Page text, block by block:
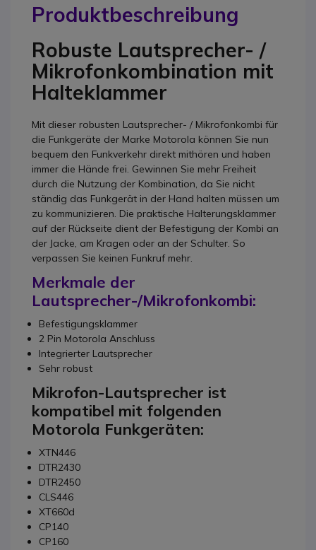
Produktbeschreibung
Robuste Lautsprecher- /
Mikrofonkombination mit
Halteklammer
Mit dieser robusten Lautsprecher- / Mikrofonkombi für
die Funkgeräte der Marke Motorola können Sie nun
bequem den Funkverkehr direkt mithören und haben
immer die Hände frei. Gewinnen Sie mehr Freiheit
durch die Nutzung der Kombination, da Sie nicht
ständig das Funkgerät in der Hand halten müssen um
zu kommunizieren. Die praktische Halterungsklammer
auf der Rückseite dient der Befestigung der Kombi an
der Jacke, am Kragen oder an der Schulter. So
verpassen Sie keinen Funkruf mehr.
Merkmale der
Lautsprecher-/Mikrofonkombi:
Befestigungsklammer
2 Pin Motorola Anschluss
Integrierter Lautsprecher
Sehr robust
Mikrofon-Lautsprecher ist
kompatibel mit folgenden
Motorola Funkgeräten:
XTN446
DTR2430
DTR2450
CLS446
XT660d
CP140
CP160